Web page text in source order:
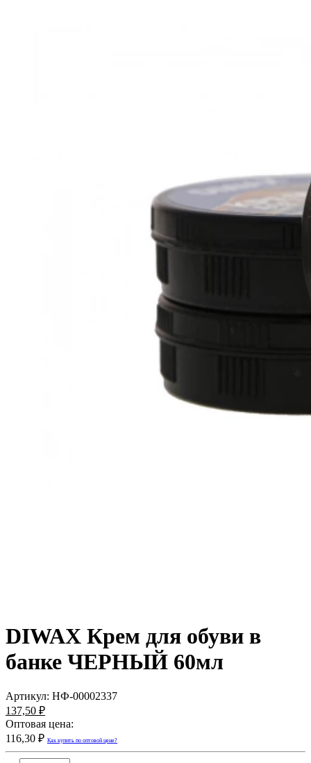
DIWAX Крем для обуви в
банке ЧЕРНЫЙ 60мл
Артикул: НФ-00002337
137,50 ₽
Оптовая цена:
116,30 ₽ Как купить по оптовой цене?